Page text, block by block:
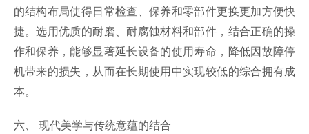
的结构布局使得日常检查、保养和零部件更换更加方便快
捷。选用优质的耐磨、耐腐蚀材料和部件，结合正确的操
作和保养，能够显著延长设备的使用寿命，降低因故障停
机带来的损失，从而在长期使用中实现较低的综合拥有成
本。
六、 现代美学与传统意蕴的结合